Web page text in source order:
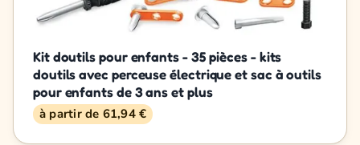
Kit doutils pour enfants - 35 pièces - kits
doutils avec perceuse électrique et sac à outils
pour enfants de 3 ans et plus
à partir de 61,94 €